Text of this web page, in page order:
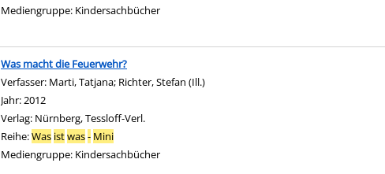
Mediengruppe: Kindersachbücher
Was macht die Feuerwehr?
Verfasser: Marti, Tatjana; Richter, Stefan (Ill.)
Jahr:2012
Verlag: Nürnberg, Tessloff-Verl.
Reihe:Was istwas- Mini
Mediengruppe: Kindersachbücher